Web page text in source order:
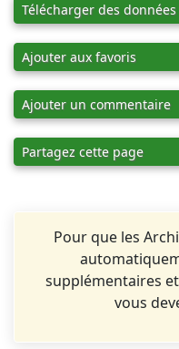
Télécharger des données
Ajouter aux favoris
Ajouter un commentaire
Partagez cette page
Pour que les
supplémentaires
vous